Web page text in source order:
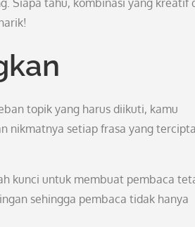
Siapa tahu, kombinasi yang kreatif
topik yang harus diikuti, kamu
nikmatnya setiap frasa yang
kunci untuk membuat pembaca
sehingga pembaca tidak hanya